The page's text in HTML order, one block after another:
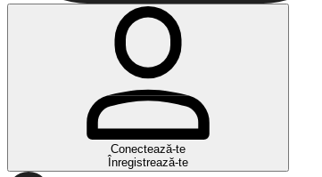
Conectează-te
Înregistrează-te